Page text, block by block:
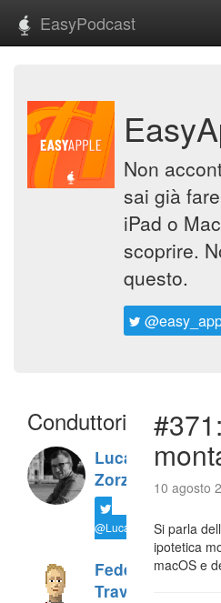
EasyPodcast
Non
sai già
iPad o
scoprire.
questo.
Conduttori
Luca
Zorzi
@LucaTNT
Federico
Travaini
10 agosto
Si parla
ipotetica
macOS e